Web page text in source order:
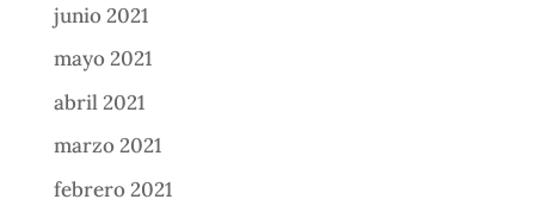
junio 2021
mayo 2021
abril 2021
marzo 2021
febrero 2021